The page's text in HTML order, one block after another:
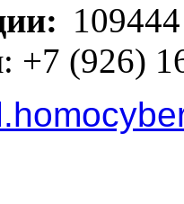
:
+7 (926)